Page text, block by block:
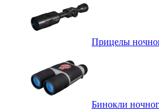
Прицелы
Бинокли